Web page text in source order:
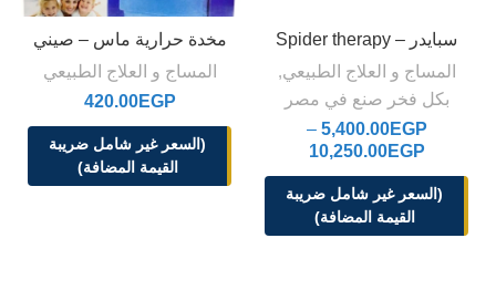
سبايدر – Spider therapy
المساج و العلاج الطبيعي,
بكل فخر صنع في مصر
5,400.00EGP
–
10,250.00EGP
(السعر غير شامل ضريبة
القيمة المضافة)
مخدة حرارية ماس – صيني
المساج و العلاج الطبيعي
420.00EGP
(السعر غير شامل ضريبة
القيمة المضافة)